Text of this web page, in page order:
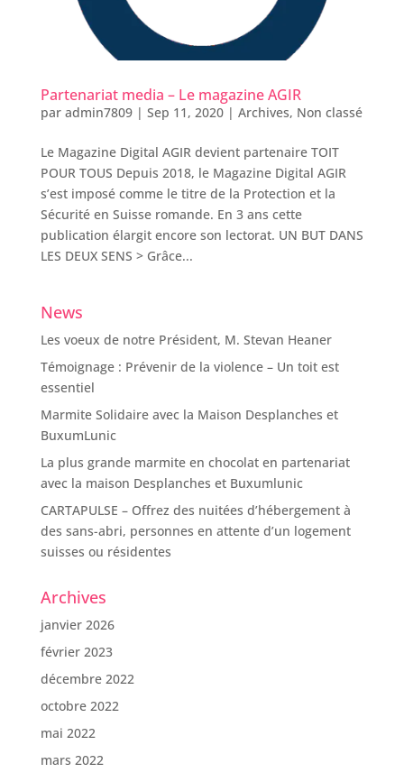
Partenariat media – Le magazine AGIR
par admin7809| Sep 11, 2020| Archives, Non classé
Le Magazine Digital AGIR devient partenaire TOIT
POUR TOUS Depuis 2018, le Magazine Digital AGIR
s’est imposé comme le titre de la Protection et la
Sécurité en Suisse romande. En 3 ans cette
publication élargit encore son lectorat. UN BUT DANS
LES DEUX SENS > Grâce...
News
Les voeux de notre Président, M. Stevan Heaner
Témoignage : Prévenir de la violence – Un toit est
essentiel
Marmite Solidaire avec la Maison Desplanches et
BuxumLunic
La plus grande marmite en chocolat en partenariat
avec la maison Desplanches et Buxumlunic
CARTAPULSE – Offrez des nuitées d’hébergement à
des sans-abri, personnes en attente d’un logement
suisses ou résidentes
Archives
janvier 2026
février 2023
décembre 2022
octobre 2022
mai 2022
mars 2022